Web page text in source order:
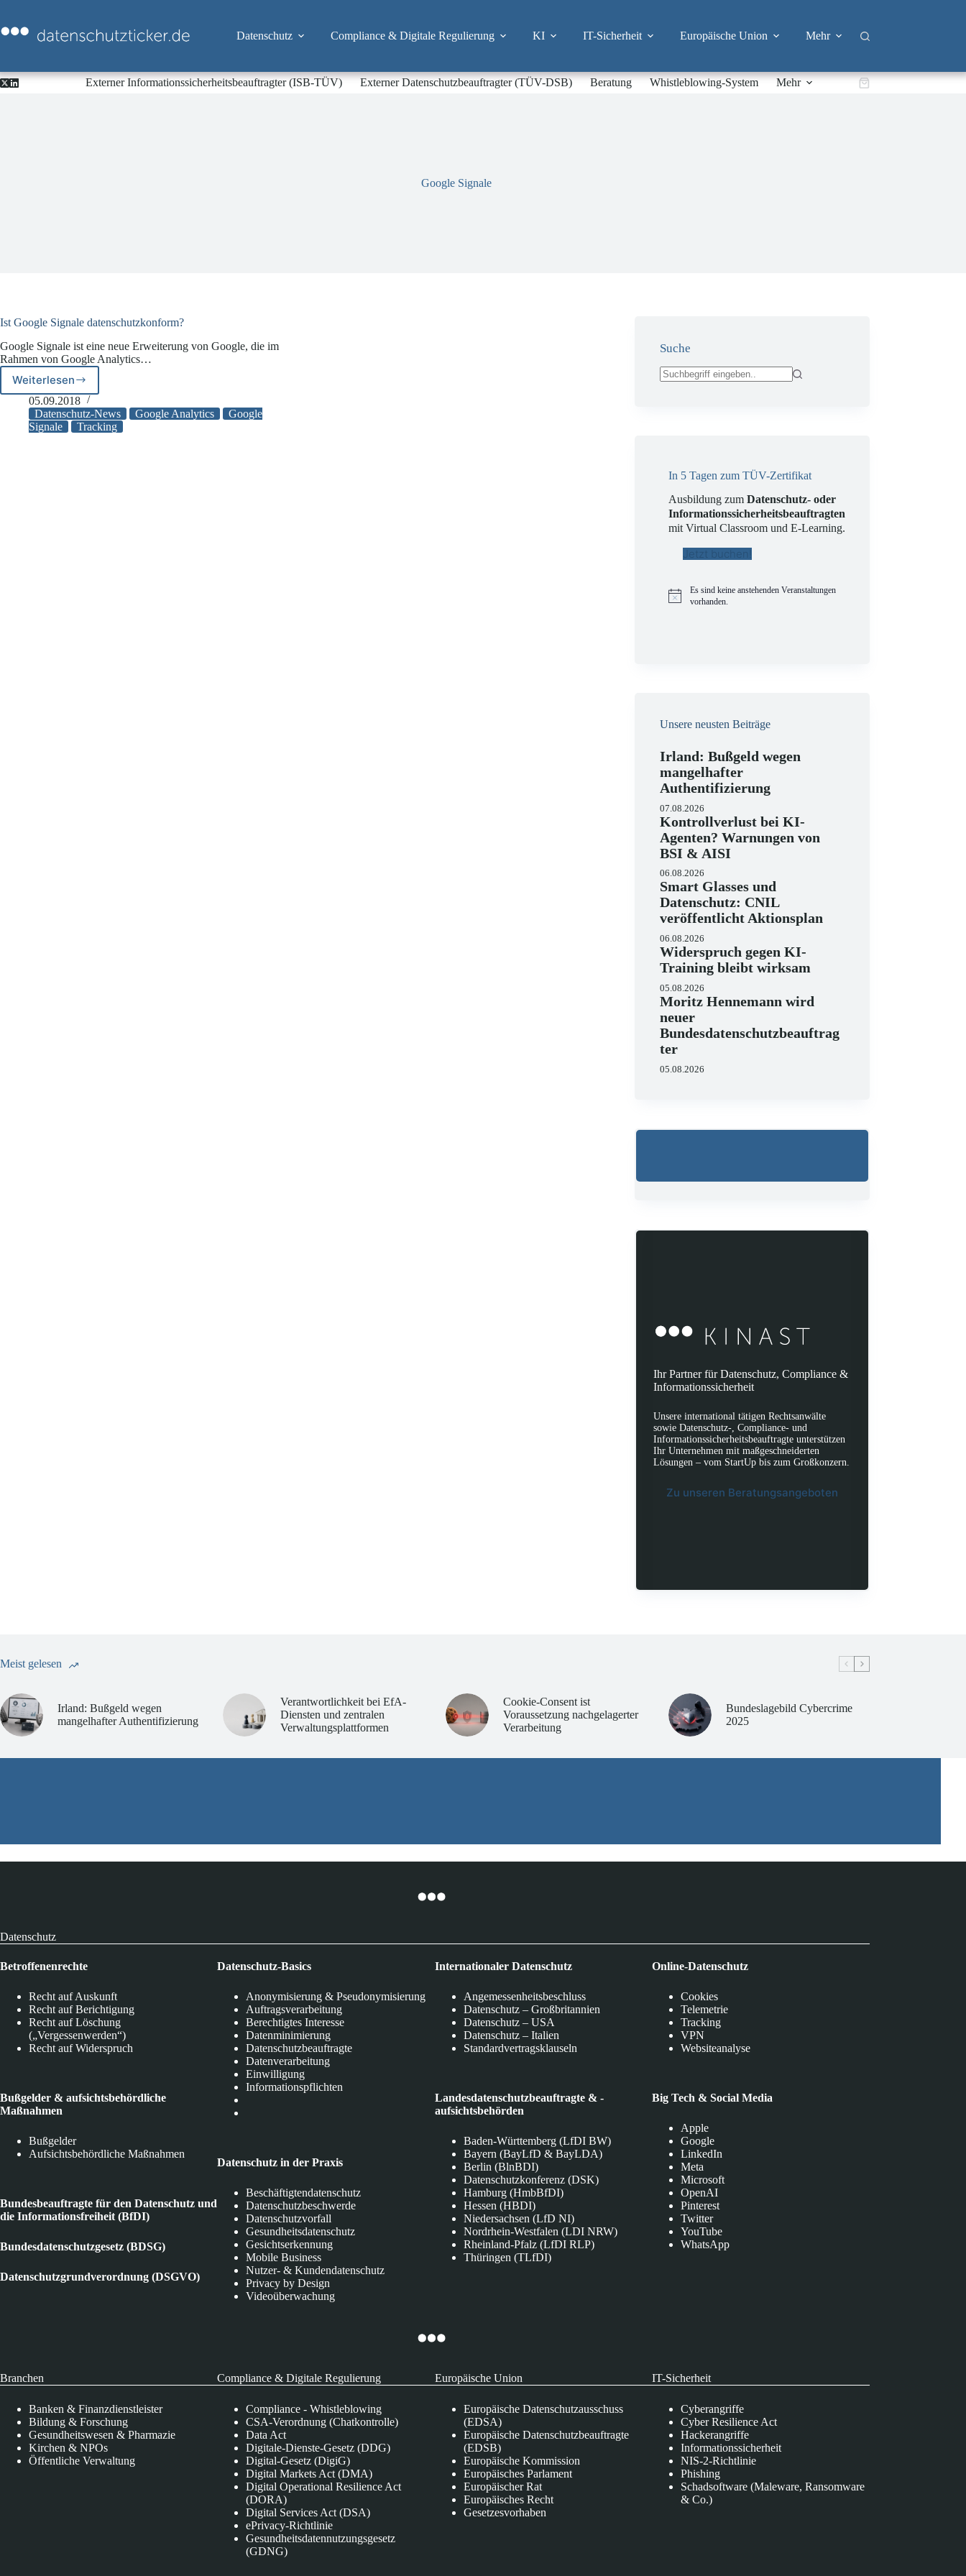
springen
Datenschutz Compliance & Digitale Regulierung KI IT-Sicherheit Europäische Union Mehr
Externer Informationssicherheitsbeauftragter (ISB-TÜV) Externer Datenschutzbeauftragter (TÜV-DSB) Beratung Whistleblowing-System Mehr Warenkorb
Google Signale
Ist Google Signale datenschutzkonform?
Google Signale ist eine neue Erweiterung von Google, die im
Rahmen von Google Analytics…
Weiterlesen
Ist
Google
Signale
datenschutzkonform?
05.09.2018
Datenschutz-News
Google Analytics
Google
Signale
Tracking
Suche
In 5 Tagen zum TÜV-Zertifikat
Ausbildung zumDatenschutz- oder
Informationssicherheitsbeauftragten
mit Virtual Classroom und E-Learning.
Jetzt buchen!
H
Es sind keine anstehenden Veranstaltungen
vorhanden.
Unsere neusten Beiträge
Irland: Bußgeld wegen
mangelhafter
Authentifizierung
07.08.2026
Kontrollverlust bei KI-
Agenten? Warnungen von
BSI & AISI
06.08.2026
Smart Glasses und
Datenschutz: CNIL
veröffentlicht Aktionsplan
06.08.2026
Widerspruch gegen KI-
Training bleibt wirksam
05.08.2026
Moritz Hennemann wird
neuer
Bundesdatenschutzbeauftrag
ter
05.08.2026
Ihr Partner für Datenschutz, Compliance &
Informationssicherheit
Unsere international tätigen Rechtsanwälte
sowie Datenschutz-, Compliance- und
Informationssicherheitsbeauftragte unterstützen
Ihr Unternehmen mit maßgeschneiderten
Lösungen – vom StartUp bis zum Großkonzern.
Zu unseren Beratungsangeboten
Meist gelesen
Irland: Bußgeld wegen
mangelhafter Authentifizierung
Verantwortlichkeit bei EfA-
Diensten und zentralen
Verwaltungsplattformen
Cookie-Consent ist
Voraussetzung nachgelagerter
Verarbeitung
Bundeslagebild Cybercrime
2025
Datenschutz
Betroffenenrechte
Recht auf Auskunft
Recht auf Berichtigung
Recht auf Löschung
(„Vergessenwerden“)
Recht auf Widerspruch
Bußgelder & aufsichtsbehördliche
Maßnahmen
Bußgelder
Aufsichtsbehördliche Maßnahmen
Bundesbeauftragte für den Datenschutz und
die Informationsfreiheit (BfDI)
Bundesdatenschutzgesetz (BDSG)
Datenschutzgrundverordnung (DSGVO)
Datenschutz-Basics
Anonymisierung & Pseudonymisierung
Auftragsverarbeitung
Berechtigtes Interesse
Datenminimierung
Datenschutzbeauftragte
Datenverarbeitung
Einwilligung
Informationspflichten
Datenschutz in der Praxis
Beschäftigtendatenschutz
Datenschutzbeschwerde
Datenschutzvorfall
Gesundheitsdatenschutz
Gesichtserkennung
Mobile Business
Nutzer- & Kundendatenschutz
Privacy by Design
Videoüberwachung
Internationaler Datenschutz
Angemessenheitsbeschluss
Datenschutz – Großbritannien
Datenschutz – USA
Datenschutz – Italien
Standardvertragsklauseln
Landesdatenschutzbeauftragte & -
aufsichtsbehörden
Baden-Württemberg (LfDI BW)
Bayern (BayLfD & BayLDA)
Berlin (BlnBDI)
Datenschutzkonferenz (DSK)
Hamburg (HmbBfDI)
Hessen (HBDI)
Niedersachsen (LfD NI)
Nordrhein-Westfalen (LDI NRW)
Rheinland-Pfalz (LfDI RLP)
Thüringen (TLfDI)
Online-Datenschutz
Cookies
Telemetrie
Tracking
VPN
Websiteanalyse
Big Tech & Social Media
Apple
Google
LinkedIn
Meta
Microsoft
OpenAI
Pinterest
Twitter
YouTube
WhatsApp
Branchen
Banken & Finanzdienstleister
Bildung & Forschung
Gesundheitswesen & Pharmazie
Kirchen & NPOs
Öffentliche Verwaltung
Compliance & Digitale Regulierung
Compliance - Whistleblowing
CSA-Verordnung (Chatkontrolle)
Data Act
Digitale-Dienste-Gesetz (DDG)
Digital-Gesetz (DigiG)
Digital Markets Act (DMA)
Digital Operational Resilience Act
(DORA)
Digital Services Act (DSA)
ePrivacy-Richtlinie
Gesundheitsdatennutzungsgesetz
(GDNG)
Europäische Union
Europäische Datenschutzausschuss
(EDSA)
Europäische Datenschutzbeauftragte
(EDSB)
Europäische Kommission
Europäisches Parlament
Europäischer Rat
Europäisches Recht
Gesetzesvorhaben
IT-Sicherheit
Cyberangriffe
Cyber Resilience Act
Hackerangriffe
Informationssicherheit
NIS-2-Richtlinie
Phishing
Schadsoftware (Maleware, Ransomware
& Co.)